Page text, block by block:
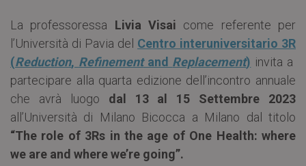
La professoressa Livia Visai come referente per
l’Università di Pavia del Centro interuniversitario 3R
(Reduction, Refinementand Replacement) invita a
partecipare alla quarta edizione dell’incontro annuale
che avrà luogo dal 13 al 15 Settembre 2023
all’Università di Milano Bicocca a Milano dal titolo
“The role of 3Rs in the age of One Health: where
we are and where we’re going”.